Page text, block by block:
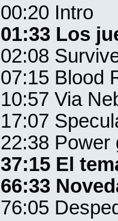
00:20 Intro
01:33 Los
02:08
07:15 Blood
10:57 Via
17:07
22:38 Power
37:15 El
66:33
76:05